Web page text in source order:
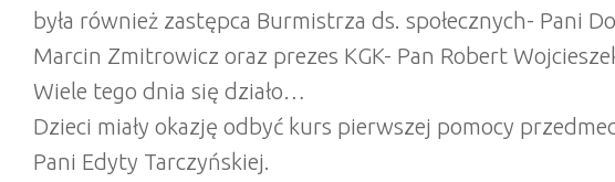
była również zastępca Burmistrza ds. społecznych- Pani
Marcin Zmitrowicz oraz prezes KGK- Pan Robert
Wiele tego dnia się działo…
Dzieci miały okazję odbyć kurs pierwszej pomocy
Pani Edyty Tarczyńskiej.